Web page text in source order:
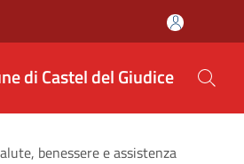
di Castel del Giudice
benessere e assistenza